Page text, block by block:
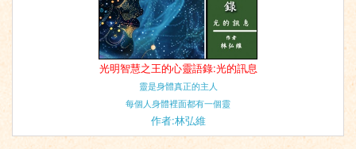
光明智慧之王的心靈語錄:光的訊息
靈是身體真正的主人
每個人身體裡面都有一個靈
作者:林弘維